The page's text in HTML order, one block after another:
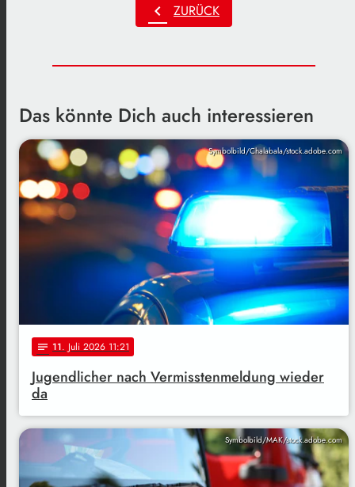
chevron_left ZURÜCK
Das könnte Dich auch interessieren
Symbolbild/Chalabala/stock.adobe.com
notes 11. Juli 2026 11:21
Jugendlicher nach Vermisstenmeldung wieder
da
Symbolbild/MAK/stock.adobe.com